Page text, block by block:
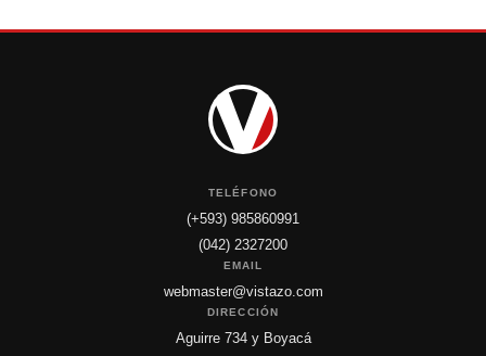
TELÉFONO
(+593) 985860991
(042) 2327200
EMAIL
webmaster@vistazo.com
DIRECCIÓN
Aguirre 734 y Boyacá